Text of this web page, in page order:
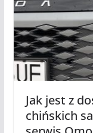
Jak jest z
chińskich